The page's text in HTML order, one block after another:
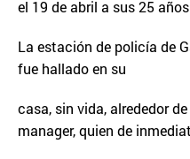
el 19 de abril a sus 25
La estación de policía de
fue hallado en su
casa, sin vida, alrededor
manager, quien de